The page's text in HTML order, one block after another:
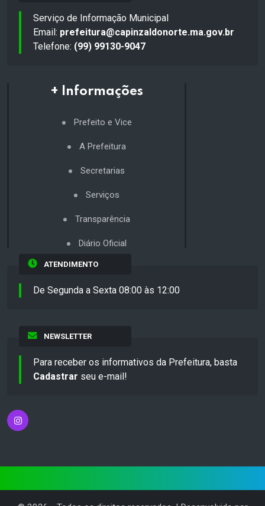
Serviço de Informação Municipal
Email: prefeitura@capinzaldonorte.ma.gov.br
Telefone: (99) 99130-9047
+ Informações
Prefeito e Vice
A Prefeitura
Secretarias
Serviços
Transparência
Diário Oficial
ATENDIMENTO
De Segunda a Sexta 08:00 às 12:00
NEWSLETTER
Para receber os informativos da Prefeitura, basta
Cadastrar seu e-mail!